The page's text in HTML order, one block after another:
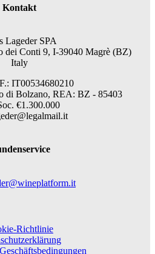
Kontakt
Lageder SPA
dei Conti 9, I-39040 Magrè (BZ)
Italy
IT00534680210
di Bolzano, REA: BZ - 85403
€1.300.000
Richtlinie